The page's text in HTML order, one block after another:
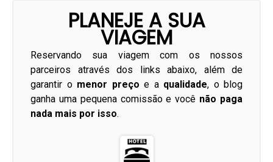
PLANEJE A SUA
VIAGEM
Reservando sua viagem com os nossos
parceiros através dos links abaixo, além de
garantir o menor preço e a qualidade, o blog
ganha uma pequena comissão e você não paga
nada mais por isso.